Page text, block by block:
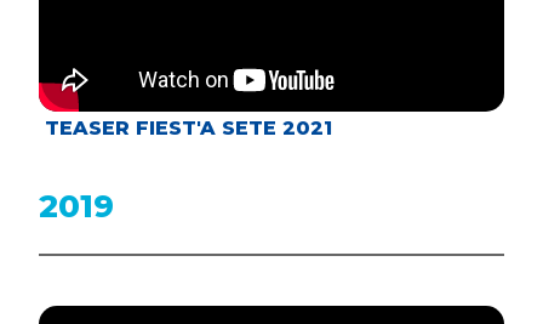
TEASER FIEST'A SETE 2021
2019